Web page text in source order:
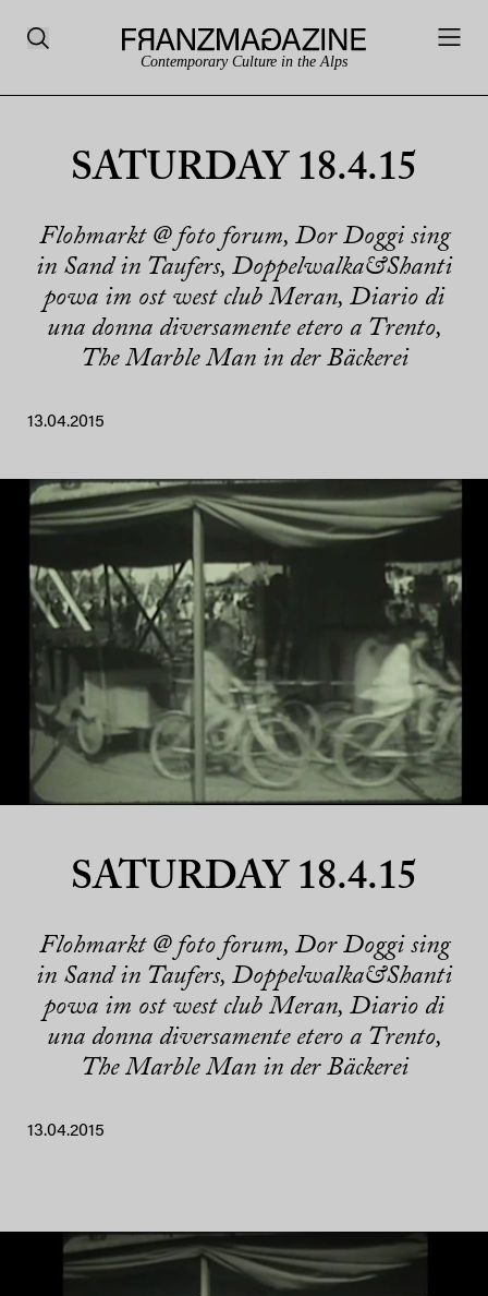
Contemporary Culture in the Alps
SATURDAY 18.4.15
Flohmarkt @ foto forum, Dor Doggi sing
in Sand in Taufers, Doppelwalka&Shanti
powa im ost west club Meran, Diario di
una donna diversamente etero a Trento,
The Marble Man in der Bäckerei
13.04.2015
SATURDAY 18.4.15
Flohmarkt @ foto forum, Dor Doggi sing
in Sand in Taufers, Doppelwalka&Shanti
powa im ost west club Meran, Diario di
una donna diversamente etero a Trento,
The Marble Man in der Bäckerei
13.04.2015